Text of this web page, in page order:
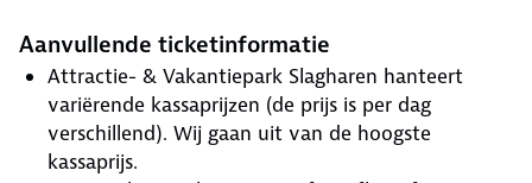
Aanvullende ticketinformatie
Attractie- & Vakantiepark Slagharen hanteert
variërende kassaprijzen (de prijs is per dag
verschillend). Wij gaan uit van de hoogste
kassaprijs.